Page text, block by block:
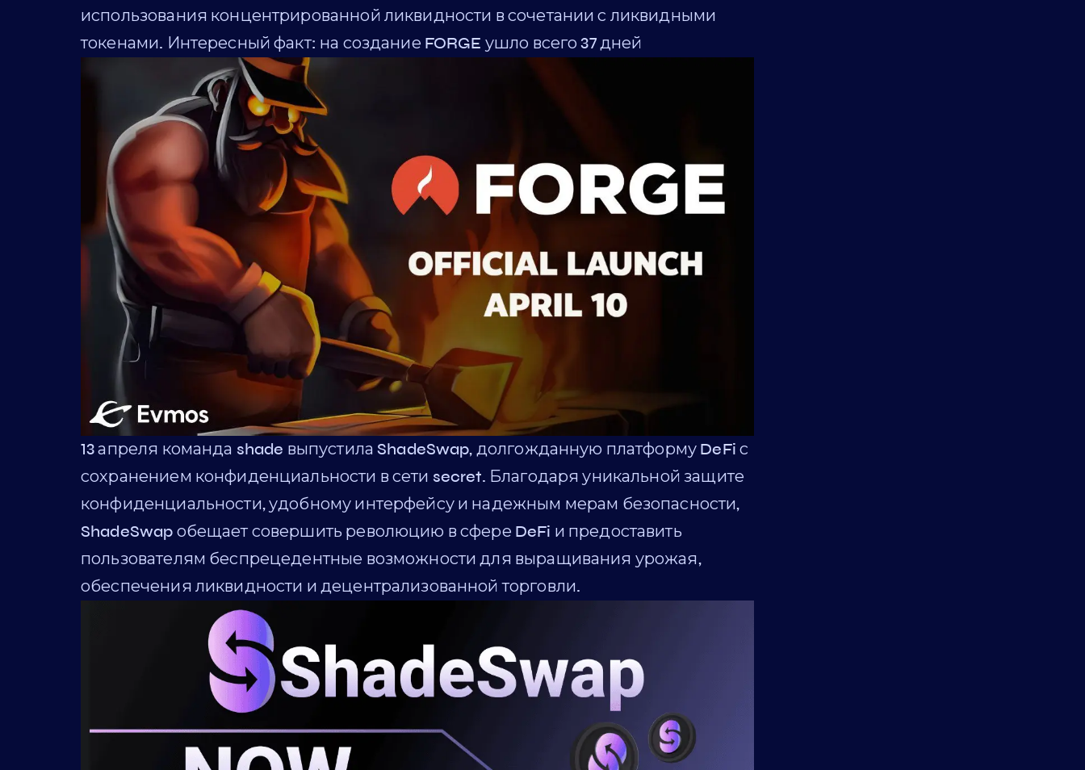
использования концентрированной ликвидности в сочетании с ликвидными
токенами. Интересный факт: на создание FORGE ушло всего 37 дней
13 апреля команда shade выпустила ShadeSwap, долгожданную платформу DeFi с
сохранением конфиденциальности в сети secret. Благодаря уникальной защите
конфиденциальности, удобному интерфейсу и надежным мерам безопасности,
ShadeSwap обещает совершить революцию в сфере DeFi и предоставить
пользователям беспрецедентные возможности для выращивания урожая,
обеспечения ликвидности и децентрализованной торговли.